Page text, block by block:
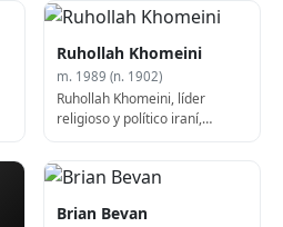
Ruhollah Khomeini
m. 1989 (n. 1902)
Ruhollah Khomeini, líder
religioso y político iraní,
Brian Bevan